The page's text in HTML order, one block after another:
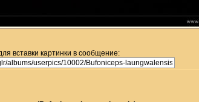
вставки картинки в сообщение: